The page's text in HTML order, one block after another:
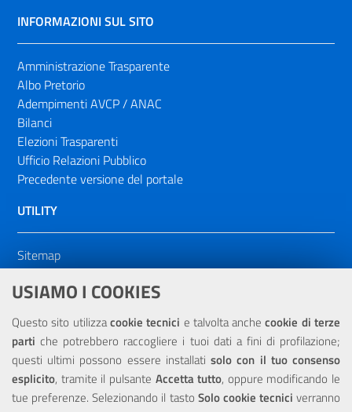
USIAMO I COOKIES
Questo sito utilizzacookie tecnici e talvolta anchecookie di terze
parti che potrebbero raccogliere i tuoi dati a fini di profilazione;
questi ultimi possono essere installatisolo con il tuo consenso
esplicito, tramite il pulsante Accetta tutto, oppure modificando le
tue preferenze. Selezionando il tasto Solo cookie tecnici verranno
INFORMAZIONI SUL SITO
Amministrazione Trasparente
Albo Pretorio
Adempimenti AVCP / ANAC
Bilanci
Elezioni Trasparenti
Ufficio Relazioni Pubblico
Precedente versione del portale
UTILITY
Sitemap
Dichiarazione di accessibilità
NOTE LEGALI
Privacy